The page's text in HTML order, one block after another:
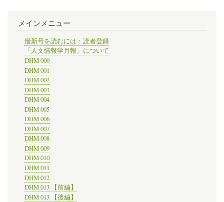
メインメニュー
最新号を読むには：読者登録
「人文情報学月報」について
DHM 000
DHM 001
DHM 002
DHM 003
DHM 004
DHM 005
DHM 006
DHM 007
DHM 008
DHM 009
DHM 010
DHM 011
DHM 012
DHM 013 【前編】
DHM 013 【後編】